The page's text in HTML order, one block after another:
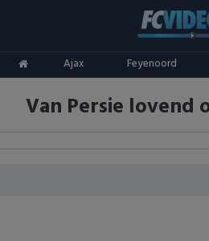
Ajax Feyenoord
ADO Den Haag
Ajax
Competities
Eredivisie
Oranje
Van Persie lovend